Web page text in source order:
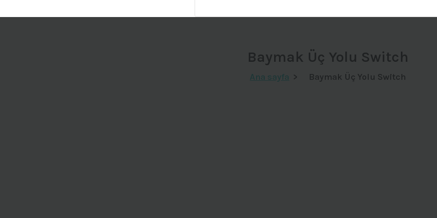
Baymak Üç Yolu Switch
Ana sayfa > Baymak Üç Yolu Switch